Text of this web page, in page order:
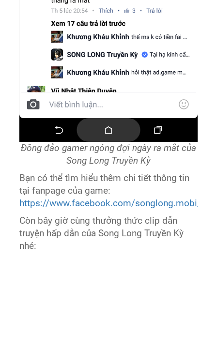
Đông đảo gamer ngóng đợi ngày ra mắt của
Song Long Truyền Kỳ
Bạn có thể tìm hiểu thêm chi tiết thông tin
tại fanpage của game:
https://www.facebook.com/songlong.mobi/
Còn bây giờ cùng thưởng thức clip dẫn
truyện hấp dẫn của Song Long Truyền Kỳ
nhé: